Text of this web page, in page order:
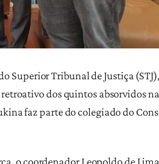
Tribunal de Justiça
dos quintos absorvidos
faz parte do colegiado do
o coordenador Leopoldo de